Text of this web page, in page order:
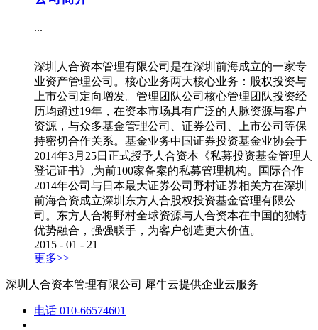
...
深圳人合资本管理有限公司是在深圳前海成立的一家专
业资产管理公司。核心业务两大核心业务：股权投资与
上市公司定向增发。管理团队公司核心管理团队投资经
历均超过19年，在资本市场具有广泛的人脉资源与客户
资源，与众多基金管理公司、证券公司、上市公司等保
持密切合作关系。基金业务中国证券投资基金业协会于
2014年3月25日正式授予人合资本《私募投资基金管理人
登记证书》,为前100家备案的私募管理机构。国际合作
2014年公司与日本最大证券公司野村证券相关方在深圳
前海合资成立深圳东方人合股权投资基金管理有限公
司。东方人合将野村全球资源与人合资本在中国的独特
优势融合，强强联手，为客户创造更大价值。
2015 - 01 - 21
更多>>
深圳人合资本管理有限公司 犀牛云提供企业云服务
电话 010-66574601